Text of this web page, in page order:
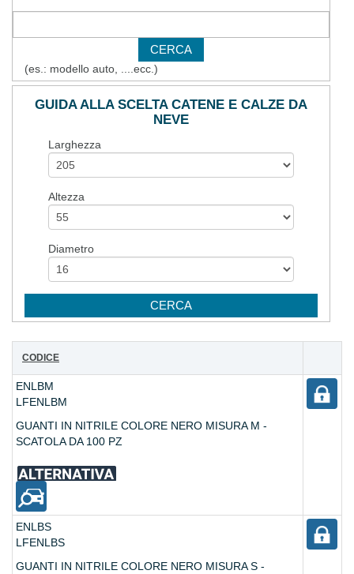
(es.: modello auto, ....ecc.)
GUIDA ALLA SCELTA CATENE E CALZE DA
NEVE
Larghezza
Altezza
Diametro
CODICE
ENLBM
LFENLBM
GUANTI IN NITRILE COLORE NERO MISURA M -
SCATOLA DA 100 PZ
ENLBS
LFENLBS
GUANTI IN NITRILE COLORE NERO MISURA S -